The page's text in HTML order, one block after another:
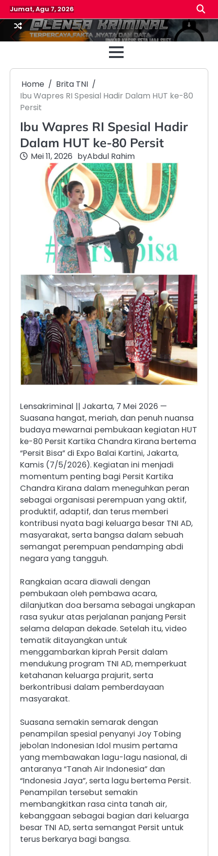
Skip
to
content
Jumat, Agu 7, 2026
Beranda
Home
Brita TNI
Ibu Wapres RI Spesial Hadir Dalam HUT ke-80
Persit
Ibu Wapres RI Spesial Hadir
Dalam HUT ke-80 Persit
Mei 11, 2026 byAbdul Rahim
Lensakriminal || Jakarta, 7 Mei 2026 —
Suasana hangat, meriah, dan penuh nuansa
budaya mewarnai pembukaan kegiatan HUT
ke-80 Persit Kartika Chandra Kirana bertema
“Persit Bisa” di Expo Balai Kartini, Jakarta,
Kamis (7/5/2026). Kegiatan ini menjadi
momentum penting bagi Persit Kartika
Chandra Kirana dalam meneguhkan peran
sebagai organisasi perempuan yang aktif,
produktif, adaptif, dan terus memberi
kontribusi nyata bagi keluarga besar TNI AD,
masyarakat, serta bangsa dalam sebuah
semangat perempuan pendamping abdi
negara yang tangguh.
Rangkaian acara diawali dengan
pembukaan oleh pembawa acara,
dilanjutkan doa bersama sebagai ungkapan
rasa syukur atas perjalanan panjang Persit
selama delapan dekade. Setelah itu, video
tematik ditayangkan untuk
menggambarkan kiprah Persit dalam
mendukung program TNI AD, memperkuat
ketahanan keluarga prajurit, serta
berkontribusi dalam pemberdayaan
masyarakat.
Suasana semakin semarak dengan
penampilan spesial penyanyi Joy Tobing
jebolan Indonesian Idol musim pertama
yang membawakan lagu-lagu nasional, di
antaranya “Tanah Air Indonesia” dan
“Indonesia Jaya”, serta lagu bertema Persit.
Penampilan tersebut semakin
membangkitkan rasa cinta tanah air,
kebanggaan sebagai bagian dari keluarga
besar TNI AD, serta semangat Persit untuk
terus berkarya bagi bangsa.